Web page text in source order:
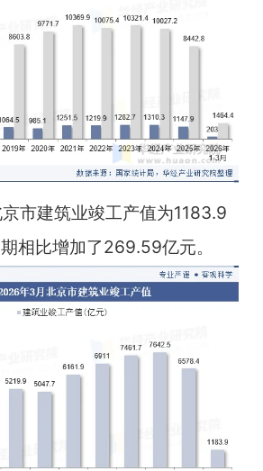
市建筑业竣工产值为1183.9
相比增加了269.59亿元。